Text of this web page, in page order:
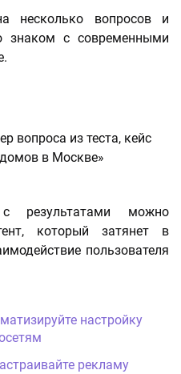
несколько вопросов и
знаком с современными
результатами можно
который затянет в
пользователя
настройку
рекламу